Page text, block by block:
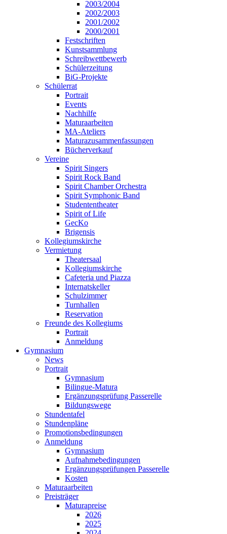
2003/2004
2002/2003
2001/2002
2000/2001
Festschriften
Kunstsammlung
Schreibwettbewerb
Schülerzeitung
BiG-Projekte
Schülerrat
Portrait
Events
Nachhilfe
Maturaarbeiten
MA-Ateliers
Maturazusammenfassungen
Bücherverkauf
Vereine
Spirit Singers
Spirit Rock Band
Spirit Chamber Orchestra
Spirit Symphonic Band
Studententheater
Spirit of Life
GecKo
Brigensis
Kollegiumskirche
Vermietung
Theatersaal
Kollegiumskirche
Cafeteria und Piazza
Internatskeller
Schulzimmer
Turnhallen
Reservation
Freunde des Kollegiums
Portrait
Anmeldung
Gymnasium
News
Portrait
Gymnasium
Bilingue-Matura
Ergänzungsprüfung Passerelle
Bildungswege
Stundentafel
Stundenpläne
Promotionsbedingungen
Anmeldung
Gymnasium
Aufnahmebedingungen
Ergänzungsprüfungen Passerelle
Kosten
Maturaarbeiten
Preisträger
Maturapreise
2026
2025